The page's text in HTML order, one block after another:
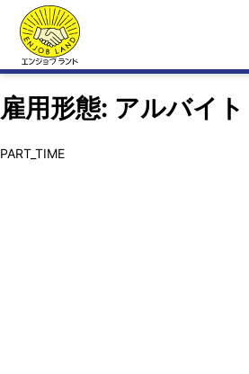
雇用形態: アルバイ
PART_TIME